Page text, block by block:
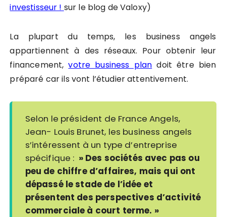
investisseur ! sur le blog de Valoxy)
La plupart du temps, les business angels
appartiennent à des réseaux. Pour obtenir leur
financement,votre business plan doit être bien
préparé car ils vont l’étudier attentivement.
Selon le président de France Angels,
Jean- Louis Brunet, les business angels
s’intéressent à un type d’entreprise
spécifique : » Des sociétés avec pas ou
peu de chiffre d’affaires, mais qui ont
dépassé le stade de l’idée et
présentent des perspectives d’activité
commerciale à court terme. »